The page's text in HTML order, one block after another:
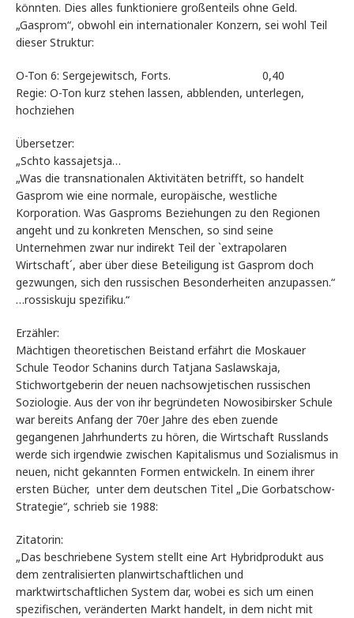
könnten. Dies alles funktioniere großenteils ohne Geld.
„Gasprom“, obwohl ein internationaler Konzern, sei wohl Teil
dieser Struktur:
O-Ton 6: Sergejewitsch, Forts. 0,40
Regie: O-Ton kurz stehen lassen, abblenden, unterlegen,
hochziehen
Übersetzer:
„Schto kassajetsja…
„Was die transnationalen Aktivitäten betrifft, so handelt
Gasprom wie eine normale, europäische, westliche
Korporation. Was Gasproms Beziehungen zu den Regionen
angeht und zu konkreten Menschen, so sind seine
Unternehmen zwar nur indirekt Teil der `extrapolaren
Wirtschaft´, aber über diese Beteiligung ist Gasprom doch
gezwungen, sich den russischen Besonderheiten anzupassen.“
…rossiskuju spezifiku.“
Erzähler:
Mächtigen theoretischen Beistand erfährt die Moskauer
Schule Teodor Schanins durch Tatjana Saslawskaja,
Stichwortgeberin der neuen nachsowjetischen russischen
Soziologie. Aus der von ihr begründeten Nowosibirsker Schule
war bereits Anfang der 70er Jahre des eben zuende
gegangenen Jahrhunderts zu hören, die Wirtschaft Russlands
werde sich irgendwie zwischen Kapitalismus und Sozialismus in
neuen, nicht gekannten Formen entwickeln. In einem ihrer
ersten Bücher, unter dem deutschen Titel „Die Gorbatschow-
Strategie“, schrieb sie 1988:
Zitatorin:
„Das beschriebene System stellt eine Art Hybridprodukt aus
dem zentralisierten planwirtschaftlichen und
marktwirtschaftlichen System dar, wobei es sich um einen
spezifischen, veränderten Markt handelt, in dem nicht mit